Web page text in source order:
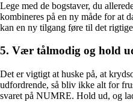
Lege med de bogstaver, du
kombineres på en ny måde for at
kan en ny tilgang føre til det
5. Vær tålmodig og hold
Det er vigtigt at huske på, at
udfordrende, så bliv ikke alt for
svaret på NUMRE. Hold ud, og